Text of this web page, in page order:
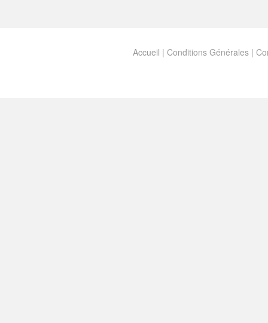
Accueil | Conditions Générales|